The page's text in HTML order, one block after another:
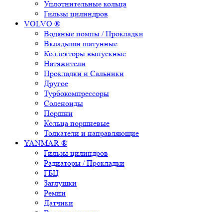
Уплотнительные кольца
Гильзы цилиндров
VOLVO ®
Водяные помпы / Прокладки
Вкладыши шатунные
Коллекторы выпускные
Натяжители
Прокладки и Сальники
Другое
Турбокомпрессоры
Соленоиды
Поршни
Кольца поршневые
Толкатели и направляющие
YANMAR ®
Гильзы цилиндров
Радиаторы / Прокладки
ГБЦ
Заглушки
Ремни
Датчики